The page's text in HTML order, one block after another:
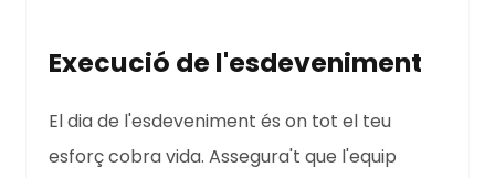
Execució de l'esdeveniment
El dia de l'esdeveniment és on tot el teu
esforç cobra vida. Assegura't que l'equip